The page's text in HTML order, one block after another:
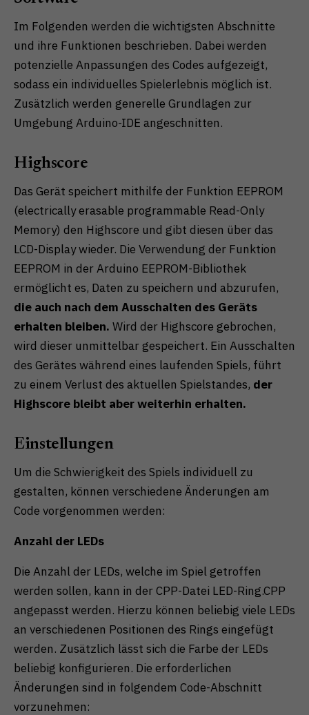
Im Folgenden werden die wichtigsten Abschnitte
und ihre Funktionen beschrieben. Dabei werden
potenzielle Anpassungen des Codes aufgezeigt,
sodass ein individuelles Spielerlebnis möglich ist.
Zusätzlich werden generelle Grundlagen zur
Umgebung Arduino-IDE angeschnitten.
Highscore
Das Gerät speichert mithilfe der Funktion EEPROM
(electrically erasable programmable Read-Only
Memory) den Highscore und gibt diesen über das
LCD-Display wieder. Die Verwendung der Funktion
EEPROM in der Arduino EEPROM-Bibliothek
ermöglicht es, Daten zu speichern und abzurufen,
die auch nach dem Ausschalten des Geräts
erhalten bleiben. Wird der Highscore gebrochen,
wird dieser unmittelbar gespeichert. Ein Ausschalten
des Gerätes während eines laufenden Spiels, führt
zu einem Verlust des aktuellen Spielstandes, der
Highscore bleibt aber weiterhin erhalten.
Einstellungen
Um die Schwierigkeit des Spiels individuell zu
gestalten, können verschiedene Änderungen am
Code vorgenommen werden:
Anzahl der LEDs
Die Anzahl der LEDs, welche im Spiel getroffen
werden sollen, kann in der CPP-Datei LED-Ring.CPP
angepasst werden. Hierzu können beliebig viele LEDs
an verschiedenen Positionen des Rings eingefügt
werden. Zusätzlich lässt sich die Farbe der LEDs
beliebig konfigurieren. Die erforderlichen
Änderungen sind in folgendem Code-Abschnitt
vorzunehmen: